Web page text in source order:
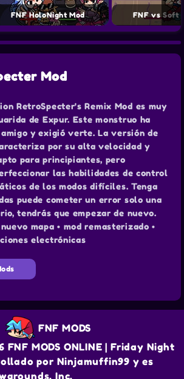
FNF HoloNight Mod FNF vs Soft
Mod
RetroSpecter's Remix Mod es muy
de Expur. Este monstruo ha
y exigió verte. La versión de
por su alta velocidad y
para principiantes, pero
las habilidades de control
de los modos difíciles. Tenga
puede cometer un error solo una
tendrás que empezar de nuevo.
mapa • mod remasterizado •
electrónicas
FNF MODS
MODS ONLINE | Friday Night
por Ninjamuffin99 y es
Inc.